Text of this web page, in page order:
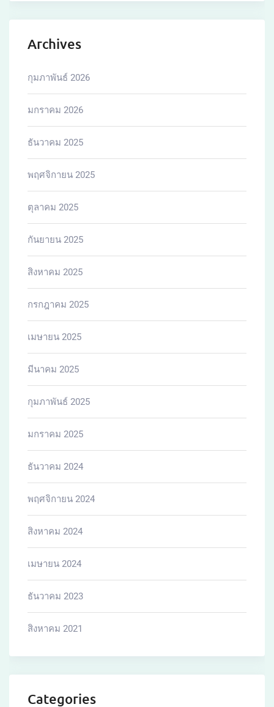
Archives
กุมภาพันธ์ 2026
มกราคม 2026
ธันวาคม 2025
พฤศจิกายน 2025
ตุลาคม 2025
กันยายน 2025
สิงหาคม 2025
กรกฎาคม 2025
เมษายน 2025
มีนาคม 2025
กุมภาพันธ์ 2025
มกราคม 2025
ธันวาคม 2024
พฤศจิกายน 2024
สิงหาคม 2024
เมษายน 2024
ธันวาคม 2023
สิงหาคม 2021
Categories